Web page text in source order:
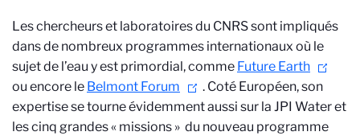
Les chercheurs et laboratoires du CNRS sont impliqués
dans de nombreux programmes internationaux où le
sujet de l’eau y est primordial, comme Future Earth
ou encore le Belmont Forum
. Coté Européen, son
expertise se tourne évidemment aussi sur la JPI Water et
les cinq grandes « missions » du nouveau programme